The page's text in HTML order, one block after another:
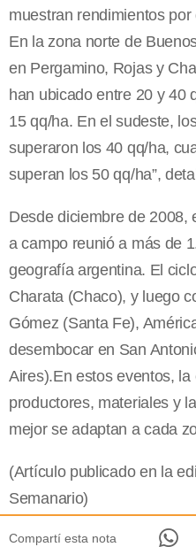
muestran rendimientos
En la zona norte de
en Pergamino, Rojas y
han ubicado entre 20 y 40
15 qq/ha. En el sudeste,
superaron los 40 qq/ha,
superan los 50 qq/ha”,
Desde diciembre de 2008,
a campo reunió a más de
geografía argentina. El
Charata (Chaco), y luego
Gómez (Santa Fe),
desembocar en San
Aires).En estos eventos,
productores, materiales y
mejor se adaptan a cada
(Artículo publicado en la
Semanario)
Compartí esta nota